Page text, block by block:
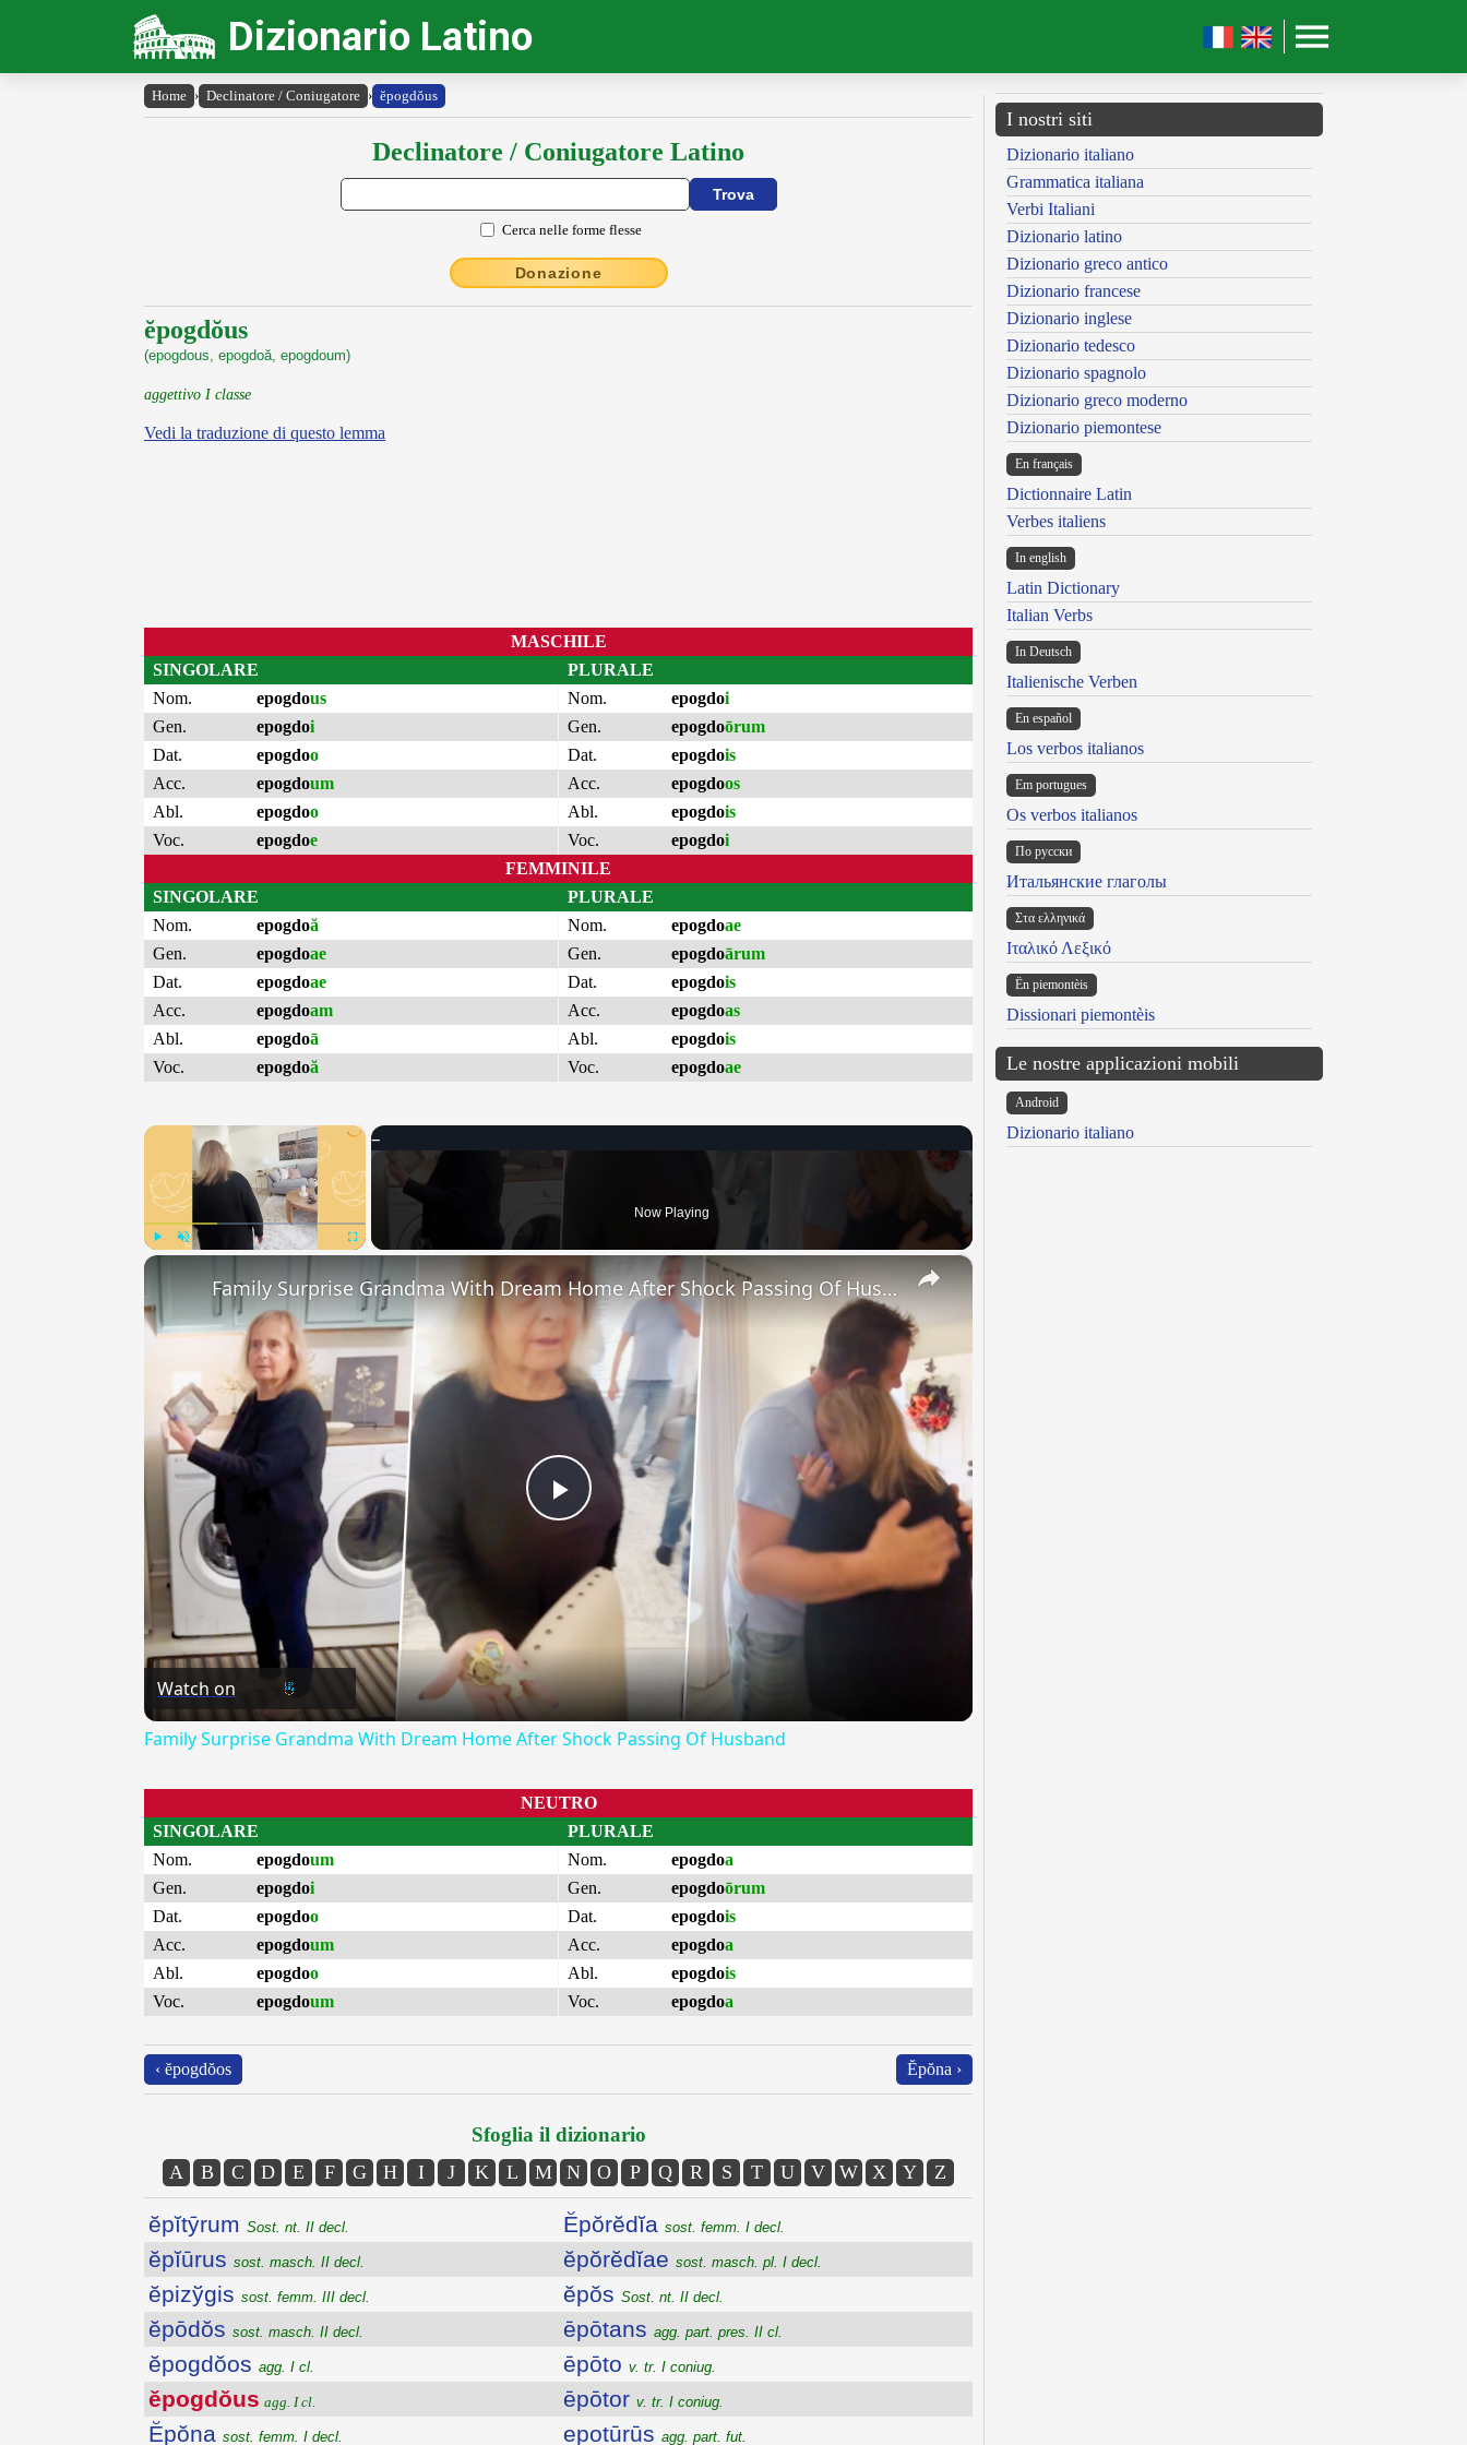
Dizionario Latino
Home › Declinatore / Coniugatore › ĕpogdŏus
Declinatore / Coniugatore Latino
Cerca nelle forme flesse
Donazione
ĕpogdŏus
(epogdous, epogdoă, epogdoum)
aggettivo I classe
Vedi la traduzione di questo lemma
MASCHILE
SINGOLARE
Nom.
epogdous
Gen.
epogdoi
Dat.
epogdoo
Acc.
epogdoum
Abl.
epogdoo
Voc.
epogdoe
PLURALE
Nom.
epogdoi
Gen.
epogdoōrum
Dat.
epogdois
Acc.
epogdoos
Abl.
epogdois
Voc.
epogdoi
FEMMINILE
SINGOLARE
Nom.
epogdoă
Gen.
epogdoae
Dat.
epogdoae
Acc.
epogdoam
Abl.
epogdoā
Voc.
epogdoă
PLURALE
Nom.
epogdoae
Gen.
epogdoārum
Dat.
epogdois
Acc.
epogdoas
Abl.
epogdois
Voc.
epogdoae
×
Now Playing
×
Play
Video
Family Surprise Grandma With Dream Home After Shock Passing Of Husband
Watch on
Family Surprise Grandma With Dream Home After Shock Passing Of Husband
NEUTRO
SINGOLARE
Nom.
epogdoum
Gen.
epogdoi
Dat.
epogdoo
Acc.
epogdoum
Abl.
epogdoo
Voc.
epogdoum
PLURALE
Nom.
epogdoa
Gen.
epogdoōrum
Dat.
epogdois
Acc.
epogdoa
Abl.
epogdois
Voc.
epogdoa
‹ ĕpogdŏos Ĕpŏna ›
Sfoglia il dizionario
A B C D E F G H I J K L M N O P Q R S T U V W X Y Z
ĕpĭtȳrum Sost. nt. II decl.
ĕpĭūrus sost. masch. II decl.
ĕpizўgis sost. femm. III decl.
ĕpōdŏs sost. masch. II decl.
ĕpogdŏos agg. I cl.
ĕpogdŏus agg. I cl.
Ĕpŏna sost. femm. I decl.
Ĕpŏrĕdĭa sost. femm. I decl.
ĕpŏrĕdĭae sost. masch. pl. I decl.
ĕpŏs Sost. nt. II decl.
ēpōtans agg. part. pres. II cl.
ēpōto v. tr. I coniug.
ēpōtor v. tr. I coniug.
epotūrūs agg. part. fut.
I nostri siti
Dizionario italiano
Grammatica italiana
Verbi Italiani
Dizionario latino
Dizionario greco antico
Dizionario francese
Dizionario inglese
Dizionario tedesco
Dizionario spagnolo
Dizionario greco moderno
Dizionario piemontese
En français
Dictionnaire Latin
Verbes italiens
In english
Latin Dictionary
Italian Verbs
In Deutsch
Italienische Verben
En español
Los verbos italianos
Em portugues
Os verbos italianos
По русски
Итальянские глаголы
Στα ελληνικά
Ιταλικό Λεξικό
Ën piemontèis
Dissionari piemontèis
Le nostre applicazioni mobili
Android
Dizionario italiano